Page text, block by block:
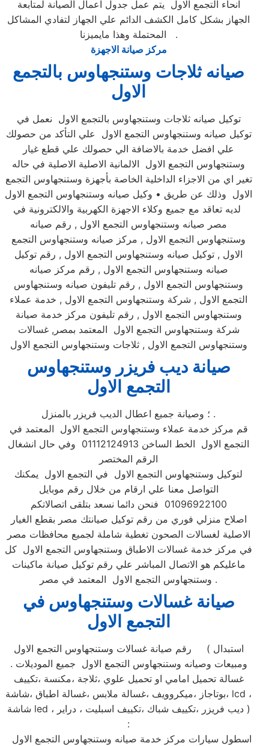
انحاء التجمع الاول يتم عمل جدول اعمال الصيانة لمتابعة
الجهاز بشكل كامل الكشف الدائم علي الجهاز لتفادي المشاكل
المحتملة وهذا مايميزنا .
مركز صيانة الاجهزة
صيانه ثلاجات وستنجهاوس بالتجمع
الاول
توكيل صيانه ثلاجات وستنجهاوس بالتجمع الاول نعمل في
توكيل صيانه وستنجهاوس التجمع الاول علي التأكد من حصولك
علي افضل خدمة بالاضافة الي حصولك علي قطع غيار
وستنجهاوس التجمع الاول الالمانية الاصلية الاصلية في حاله
تغير اي من الاجزاء الداخلية الخاصة بأجهزة وستنجهاوس التجمع
الاول وذلك عن طريق • وكيل صيانه وستنجهاوس التجمع الاول
لديه تعاقد مع جميع وكلاء الاجهزة الكهربية والالكترونية في
مصر صيانه وستنجهاوس التجمع الاول , رقم صيانه
وستنجهاوس التجمع الاول , مركز صيانه وستنجهاوس التجمع
الاول , توكيل صيانه وستنجهاوس التجمع الاول , رقم توكيل
صيانه وستنجهاوس التجمع الاول , رقم مركز صيانه
وستنجهاوس التجمع الاول , رقم تليفون صيانه وستنجهاوس
التجمع الاول , شركة وستنجهاوس التجمع الاول , خدمة عملاء
وستنجهاوس التجمع الاول , رقم تليفون مركز خدمة صيانة
شركة وستنجهاوس التجمع الاول المعتمد بمصر, غسالات
وستنجهاوس التجمع الاول , ثلاجات وستنجهاوس التجمع الاول
صيانة ديب فريزر وستنجهاوس
التجمع الاول
؛ وصيانة جميع اعطال الديب فريزر بالمنزل .
قم مركز خدمة عملاء وستنجهاوس التجمع الاول المعتمد في
التجمع الاول الخط الساخن 01112124913 وفي حال انشغال
الرقم المختصر
لتوكيل وستنجهاوس التجمع الاول في التجمع الاول يمكنك
التواصل معنا علي ارقام من خلال رقم موبايل
01096922100 فنحن دائما نسعد بتلقى اتصالاتكم
اصلاح منزلي فوري من رقم توكيل صيانتك مصر بقطع الغيار
الاصلية لغسالات الصحون تغطية شاملة لجميع محافظات مصر
في مركز خدمة غسالات الاطباق وستنجهاوس التجمع الاول كل
ماعليكم هو الاتصال المباشر علي رقم توكيل صيانة ماكينات
وستنجهاوس التجمع الاول المعتمد في مصر .
صيانة غسالات وستنجهاوس في
التجمع الاول
رقم صيانة غسالات وستنجهاوس التجمع الاول ( استبدال
ومبيعات وصيانه وستنجهاوس التجمع الاول جميع الموديلات .
غسالة تحميل امامي او تحميل علوي ،ثلاجة ،مكنسة ،تكييف
،بوتاجاز ،ميكروويف ،غسالة ملابس ،غسالة اطباق ،شاشة lcd ،
شاشة led ، ديب فريزر ،تكييف شباك ،تكييف اسبليت ، دراير )
:
اسطول سيارات مركز خدمة صيانه وستنجهاوس التجمع الاول